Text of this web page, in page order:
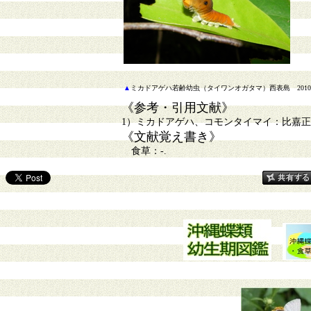
▲ミカドアゲハ若齢幼虫（タイワンオガタマ）西表島
《参考・引用文献》
1）ミカドアゲハ、コモンタイマイ：比嘉
《文献覚え書き》
食草：-.